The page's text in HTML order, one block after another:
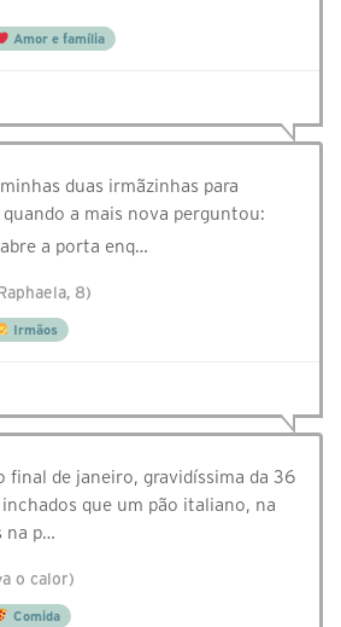
Amor e família
duas irmãzinhas para
a mais nova perguntou:
a porta enq…
8)
Irmãos
final de janeiro, gravidíssima da 36
inchados que um pão italiano, na
na p…
o calor)
Comida